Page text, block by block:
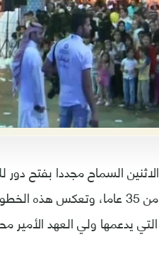
ورفعت بذلك حظرا مطبقا منذ أكثر من